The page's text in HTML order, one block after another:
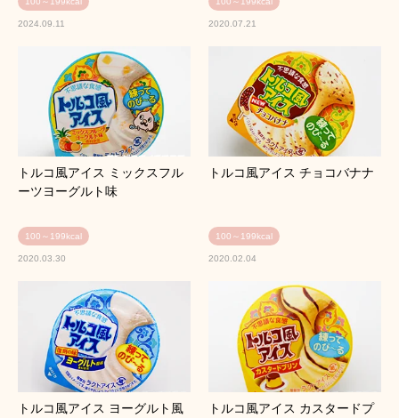
2024.09.11 2020.07.21
トルコ風アイス ミックスフル
ーツヨーグルト味
100～199kcal
2020.03.30
トルコ風アイス チョコバナナ
100～199kcal
2020.02.04
トルコ風アイス ヨーグルト風
トルコ風アイス カスタードプ